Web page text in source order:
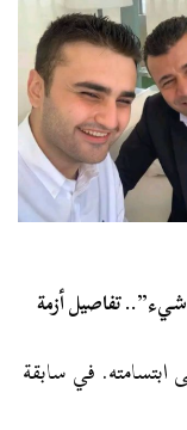
تفاصيل أزمة
في سابقة